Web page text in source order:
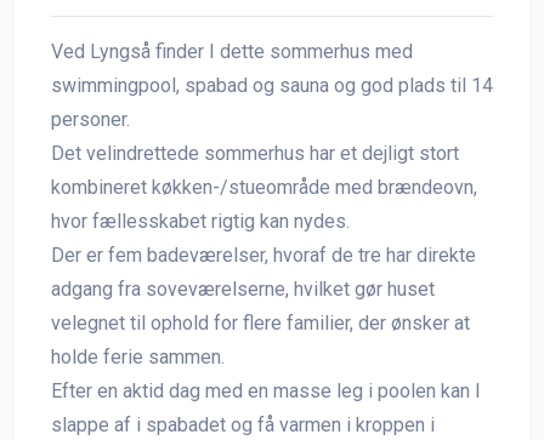
Ved Lyngså finder I dette sommerhus med
swimmingpool, spabad og sauna og god plads til 14
personer.
Det velindrettede sommerhus har et dejligt stort
kombineret køkken-/stueområde med brændeovn,
hvor fællesskabet rigtig kan nydes.
Der er fem badeværelser, hvoraf de tre har direkte
adgang fra soveværelserne, hvilket gør huset
velegnet til ophold for flere familier, der ønsker at
holde ferie sammen.
Efter en aktid dag med en masse leg i poolen kan I
slappe af i spabadet og få varmen i kroppen i